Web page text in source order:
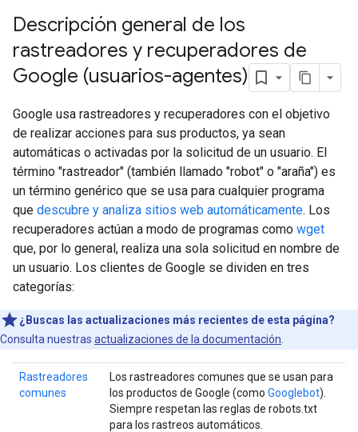
Descripción general de los
rastreadores y recuperadores de
Google (usuarios-agentes)
Google usa rastreadores y recuperadores con el objetivo
de realizar acciones para sus productos, ya sean
automáticas o activadas por la solicitud de un usuario. El
término "rastreador" (también llamado "robot" o "araña") es
un término genérico que se usa para cualquier programa
que descubre y analiza sitios web automáticamente. Los
recuperadores actúan a modo de programas como wget
que, por lo general, realiza una sola solicitud en nombre de
un usuario. Los clientes de Google se dividen en tres
categorías:
¿Buscas las actualizaciones más recientes de esta página?
Consulta nuestras actualizaciones de la documentación
Rastreadores
comunes
Los rastreadores comunes que se usan para
los productos de Google (como Googlebot).
Siempre respetan las reglas de robots.txt
para los rastreos automáticos.